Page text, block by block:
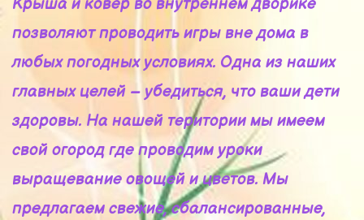
Крыша и ковер во внутреннем дворике
позволяют проводить игры вне дома в
любых погодных условиях. Одна из наших
главных целей – убедиться, что ваши дети
здоровы. На нашей територии мы имеем
свой огород где проводим уроки
выращевание овощей и цветов. Мы
предлагаем свежие, сбалансированные,